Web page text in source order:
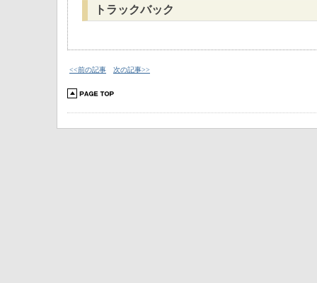
トラックバック
<<前の記事 次の記事>>